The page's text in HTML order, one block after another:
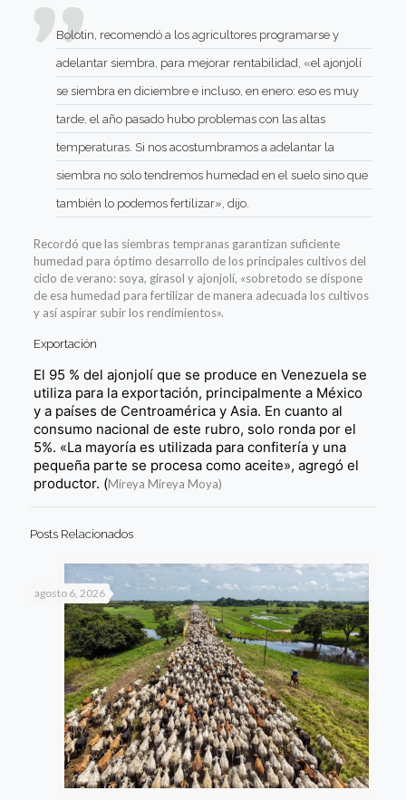
Bolotin, recomendó a los agricultores programarse y
adelantar siembra, para mejorar rentabilidad, «el ajonjolí
se siembra en diciembre e incluso, en enero: eso es muy
tarde, el año pasado hubo problemas con las altas
temperaturas. Si nos acostumbramos a adelantar la
siembra no solo tendremos humedad en el suelo sino que
también lo podemos fertilizar», dijo.
Recordó que las siembras tempranas garantizan suficiente
humedad para óptimo desarrollo de los principales cultivos del
ciclo de verano: soya, girasol y ajonjolí, «sobretodo se dispone
de esa humedad para fertilizar de manera adecuada los cultivos
y así aspirar subir los rendimientos».
Exportación
El 95 % del ajonjolí que se produce en Venezuela se
utiliza para la exportación, principalmente a México
y a países de Centroamérica y Asia. En cuanto al
consumo nacional de este rubro, solo ronda por el
5%. «La mayoría es utilizada para confitería y una
pequeña parte se procesa como aceite», agregó el
productor. (Mireya Mireya Moya)
Posts Relacionados
agosto 6, 2026